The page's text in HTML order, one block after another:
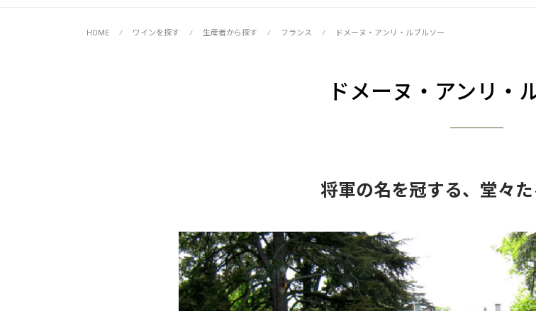
HOME ⁄ ワインを探す ⁄ 生産者から探す ⁄ フランス ⁄ ドメーヌ・アンリ・ルブルソー
ドメーヌ・アンリ・
将軍の名を冠する、堂々た